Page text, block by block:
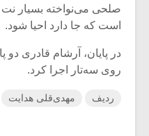
صلحی می‌نواخته بسیار نت
است که جا دارد احیا شود.
در پایان، آرشام قادری دو
روی سه‌تار اجرا کرد.
ردیف مهدی‌قلی هدایت